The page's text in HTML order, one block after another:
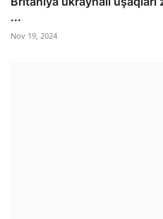
...
Nov 19, 2024